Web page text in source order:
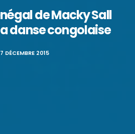
de Macky Sall
danse congolaise
DÉCEMBRE 2015